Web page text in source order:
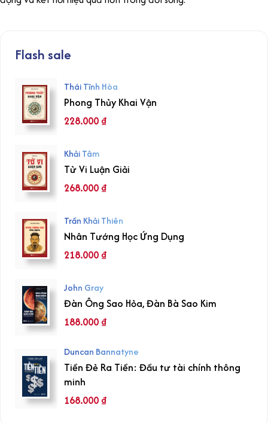
Flash sale
Thái Tĩnh Hòa
Phong Thủy Khai Vận
228.000₫
Khải Tâm
Tử Vi Luận Giải
268.000₫
Trần Khải Thiên
Nhân Tướng Học Ứng Dụng
218.000₫
John Gray
Đàn Ông Sao Hỏa, Đàn Bà Sao Kim
188.000₫
Duncan Bannatyne
Tiền Đẻ Ra Tiền: Đầu tư tài chính thông
minh
168.000₫